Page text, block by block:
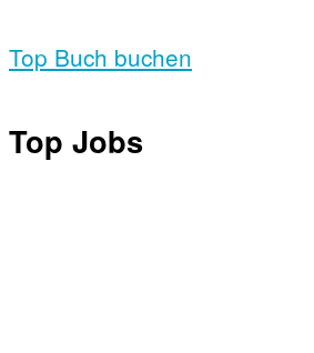
Top Buch buchen
Top Jobs